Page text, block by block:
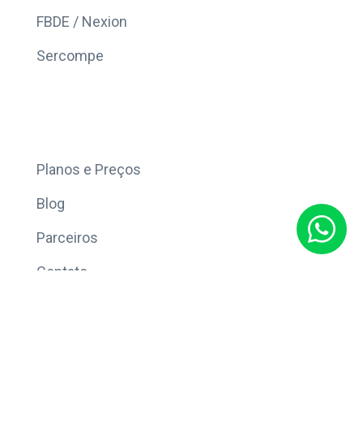
FBDE / Nexion
Sercompe
Planos e Preços
Blog
Parceiros
Contato